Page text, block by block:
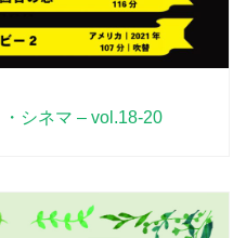
・シネマ – vol.18-20